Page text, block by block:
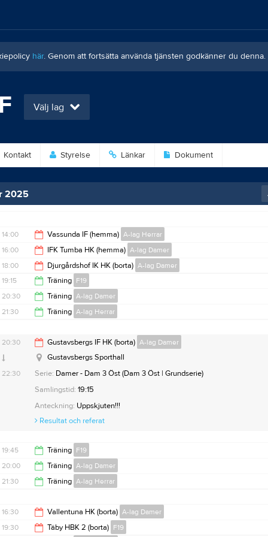
här. Genom att fortsätta använda tjänsten godkänner du denna.
Välj lag
Kontakt Styrelse Länkar Dokument
2025
14:00 Vassunda IF (hemma) A-lag Herrar
16:00
16:00 IFK Tumba HK (hemma) A-lag Damer
18:00
18:00 Djurgårdshof IK HK (borta) A-lag Damer
20:00
19:15 Träning F19
21:00
20:30 Träning A-lag Damer
21:30 Träning A-lag Herrar
23:00
20:30 Gustavsbergs IF HK (borta) A-lag Damer
22:30
Gustavsbergs Sporthall
Serie: Damer - Dam 3 Öst (Dam 3 Öst | Grundserie)
Samlingstid: 19:15
Anteckning: Uppskjuten!!!
Resultat och referat
19:45 Träning F19
21:30
20:00 Träning A-lag Damer
21:30 Träning A-lag Herrar
23:00
16:30 Vallentuna HK (borta) A-lag Damer
19:30 Täby HBK 2 (borta) F19